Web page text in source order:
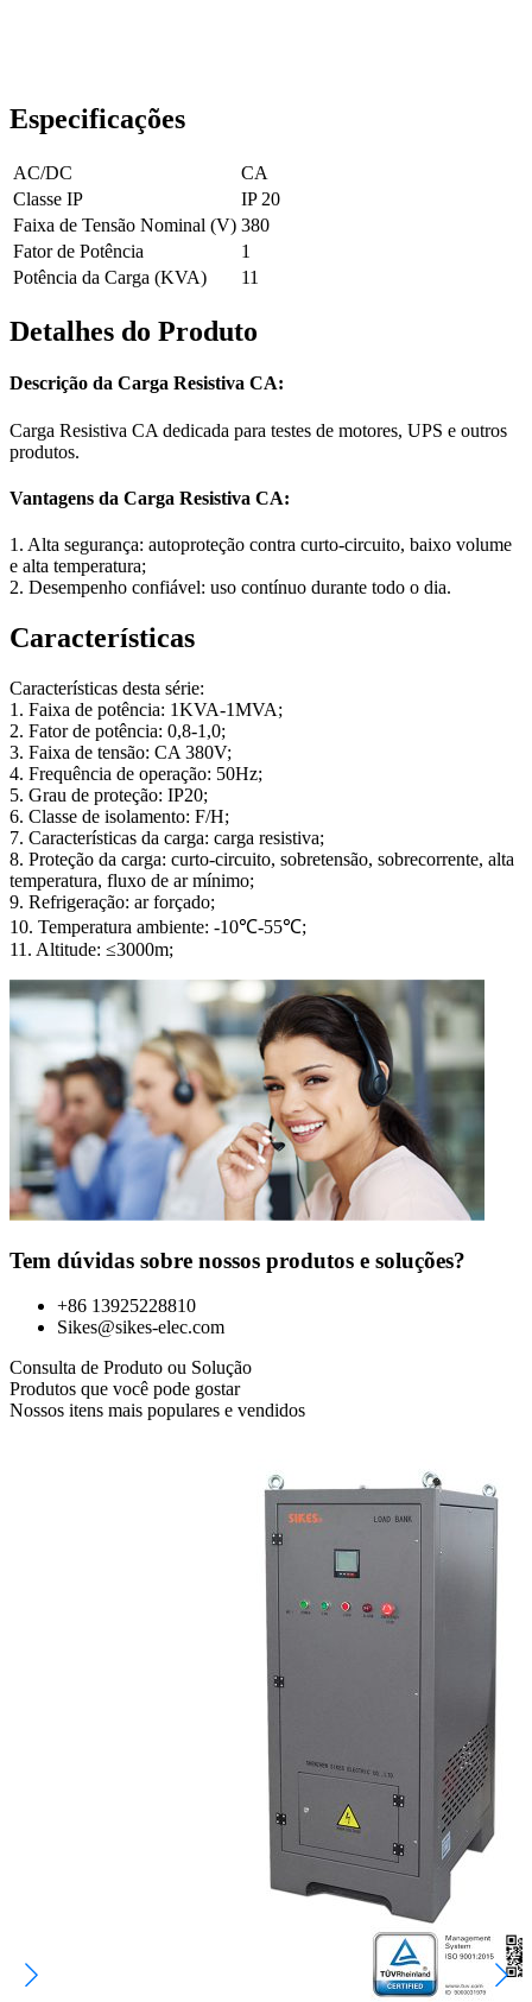
Especificações
AC/DC
CA
Classe IP
IP 20
Faixa de Tensão Nominal (V) 380
Fator de Potência
1
Potência da Carga (KVA)
11
Detalhes do Produto
Descrição da Carga Resistiva CA:
Carga Resistiva CA dedicada para testes de motores, UPS e outros
produtos.
Vantagens da Carga Resistiva CA:
1. Alta segurança: autoproteção contra curto-circuito, baixo volume
e alta temperatura;
2. Desempenho confiável: uso contínuo durante todo o dia.
Características
Características desta série:
1. Faixa de potência: 1KVA-1MVA;
2. Fator de potência: 0,8-1,0;
3. Faixa de tensão: CA 380V;
4. Frequência de operação: 50Hz;
5. Grau de proteção: IP20;
6. Classe de isolamento: F/H;
7. Características da carga: carga resistiva;
8. Proteção da carga: curto-circuito, sobretensão, sobrecorrente, alta
temperatura, fluxo de ar mínimo;
9. Refrigeração: ar forçado;
10. Temperatura ambiente: -10℃-55℃;
11. Altitude: ≤3000m;
Tem dúvidas sobre nossos produtos e soluções?
+86 13925228810
Sikes@sikes-elec.com
Consulta de Produto ou Solução
Produtos que você pode gostar
Nossos itens mais populares e vendidos